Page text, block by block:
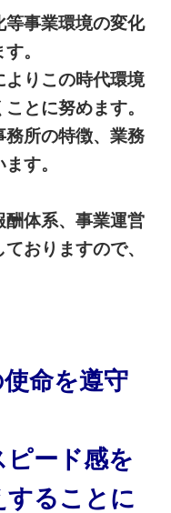
等事業環境の変化
。
よりこの時代環境
とに努めます。
務所の特徴、業務
す。
酬体系、事業運営
おりますので、
命を遵守
ード感を
することに